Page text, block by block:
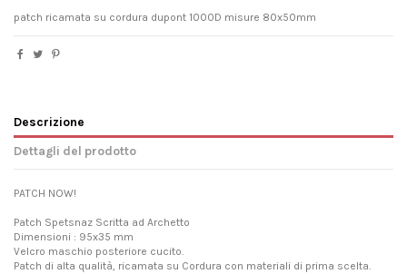
patch ricamata su cordura dupont 1000D misure 80x50mm
Descrizione
Dettagli del prodotto
PATCH NOW!
Patch Spetsnaz Scritta ad Archetto
Dimensioni : 95x35 mm
Velcro maschio posteriore cucito.
Patch di alta qualità, ricamata su Cordura con materiali di prima scelta.